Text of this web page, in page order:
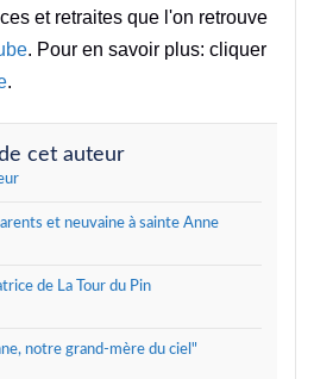
et retraites que l'on retrouve
. Pour en savoir plus: cliquer
.
cet auteur
et neuvaine à sainte Anne
de La Tour du Pin
notre grand-mère du ciel"